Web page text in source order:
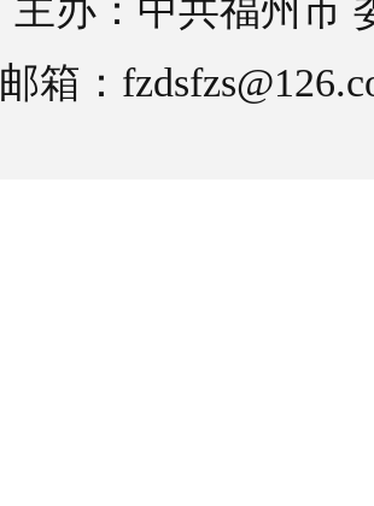
主办：中共福州市
邮箱：